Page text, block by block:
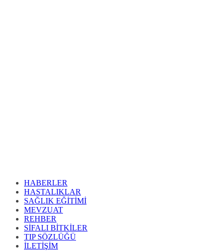
HABERLER
HASTALIKLAR
SAĞLIK EĞİTİMİ
MEVZUAT
REHBER
SİFALI BİTKİLER
TIP SÖZLÜĞÜ
İLETİŞİM